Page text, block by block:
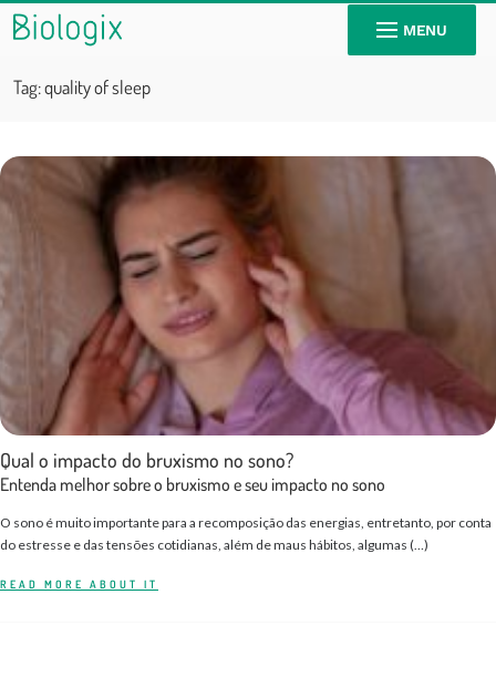
MENU
Tag:quality of sleep
Qual o impacto do bruxismo no sono?
Entenda melhor sobre o bruxismo e seu impacto no sono
O sono é muito importante para a recomposição das energias, entretanto, por conta
do estresse e das tensões cotidianas, além de maus hábitos, algumas (…)
READ MORE ABOUT IT